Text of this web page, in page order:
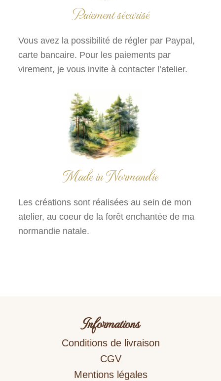
Paiement sécurisé
Vous avez la possibilité de régler par Paypal,
carte bancaire. Pour les paiements par
virement, je vous invite à contacter l’atelier.
Made in Normandie
Les créations sont réalisées au sein de mon
atelier, au coeur de la forêt enchantée de ma
normandie natale.
Informations
Conditions de livraison
CGV
Mentions légales